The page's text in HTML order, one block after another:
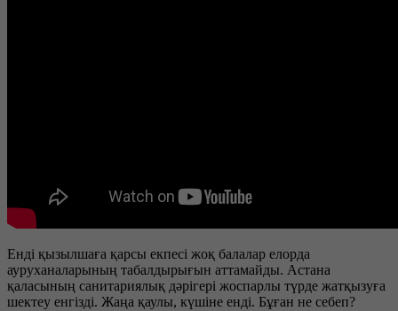
Енді қызылшаға қарсы екпесі жоқ балалар елорда
ауруханаларының табалдырығын аттамайды. Астана
қаласының санитариялық дәрігері жоспарлы түрде жатқызуға
шектеу енгізді. Жаңа қаулы, күшіне енді. Бұған не себеп?